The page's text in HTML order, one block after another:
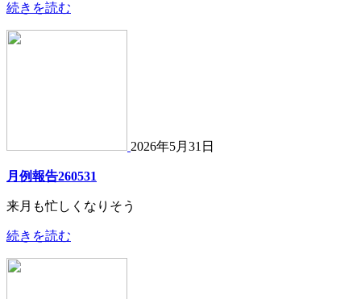
続きを読む
2026年5月31日
月例報告260531
来月も忙しくなりそう
続きを読む